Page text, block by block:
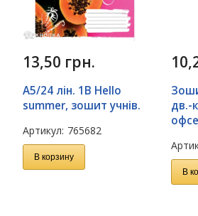
13,50 грн.
А5/24 лін. 1В Hello
summer, зошит учнів.
Артикул: 765682
В корзину
дв.-
В